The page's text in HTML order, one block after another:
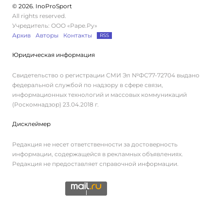
© 2026. InoProSport
All rights reserved.
Учредитель: ООО «Раре.Ру»
Архив
Авторы Контакты RSS
Юридическая информация
Свидетельство о регистрации СМИ Эл №ФС77-72704 выдано
федеральной службой по надзору в сфере связи,
информационных технологий и массовых коммуникаций
(Роскомнадзор) 23.04.2018 г.
Дисклеймер
Редакция не несет ответственности за достоверность
информации, содержащейся в рекламных объявлениях.
Редакция не предоставляет справочной информации.